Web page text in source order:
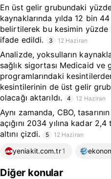
En üst gelir grubundaki
kaynaklarında yılda 12 bin
belirtilerek bu kesimin
ifade edildi.
3 12 Haziran
Analizde, yoksulların
sağlık sigortası Medicaid ve
programlarındaki
kesintilerinin de üst gelir
olacağı aktarıldı.
4 12 Haziran
Aynı zamanda, CBO,
açığını 2034 yılına kadar
altını çizdi.
5 12 Haziran
yeniakit.com.tr1
Diğer konular